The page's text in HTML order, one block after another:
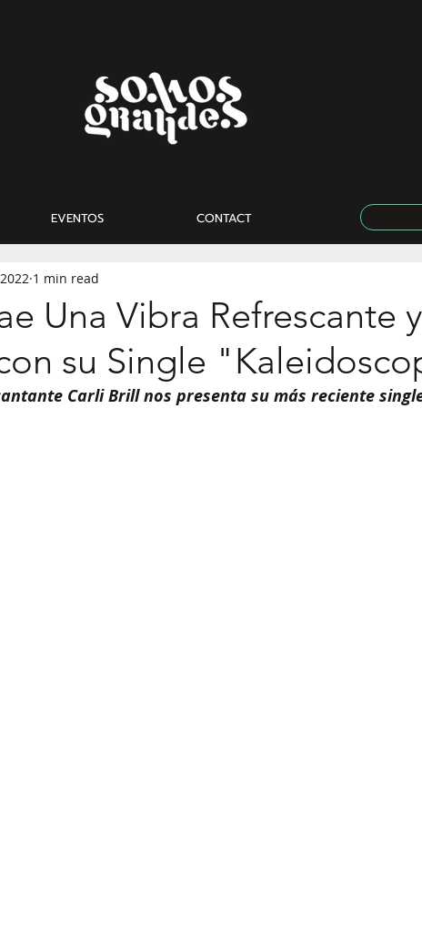
EVENTOS CONTACT
Una Vibra Refrescante y
su Single
1 min read
Carli Brill nos presenta su más reciente